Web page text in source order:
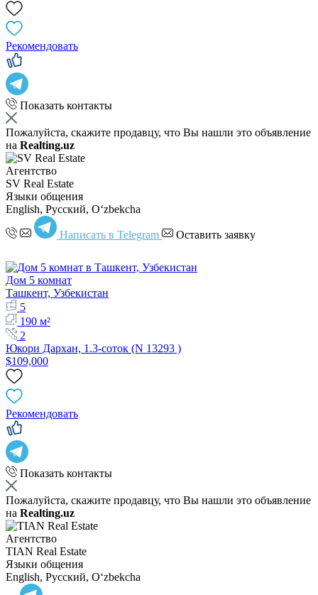
Рекомендовать
Показать контакты
Пожалуйста, скажите продавцу, что Вы нашли это объявление
на Realting.uz
Агентство
SV Real Estate
Языки общения
English, Русский, Oʻzbekcha
Написать в Telegram Оставить заявку
Дом 5 комнат
Ташкент, Узбекистан
5
190 м²
2
Юкори Дархан, 1.3-соток (N 13293 )
$109,000
Рекомендовать
Показать контакты
Пожалуйста, скажите продавцу, что Вы нашли это объявление
на Realting.uz
Агентство
TIAN Real Estate
Языки общения
English, Русский, Oʻzbekcha